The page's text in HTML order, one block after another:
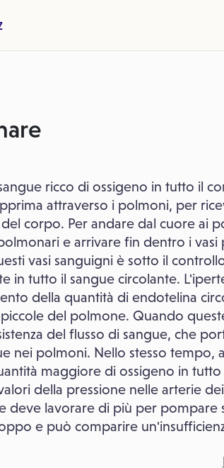
ricco di ossigeno in tutto il
attraverso i polmoni, per
corpo. Per andare dal cuore ai
e arrivare fin dentro i vasi
vasi sanguigni è sotto il
in tutto il sangue circolante.
della quantità di endotelina
del polmone. Quando
del flusso di sangue, che
nei polmoni. Nello stesso tempo,
maggiore di ossigeno in
della pressione nelle arterie
deve lavorare di più per pompare
e può comparire